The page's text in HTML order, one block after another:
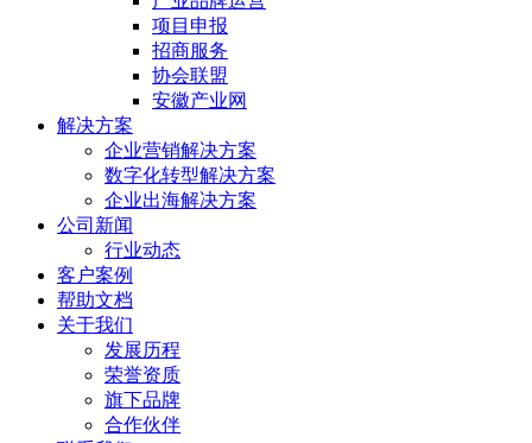
项目申报
招商服务
协会联盟
安徽产业网
解决方案
企业营销解决方案
数字化转型解决方案
企业出海解决方案
公司新闻
行业动态
客户案例
帮助文档
关于我们
发展历程
荣誉资质
旗下品牌
合作伙伴